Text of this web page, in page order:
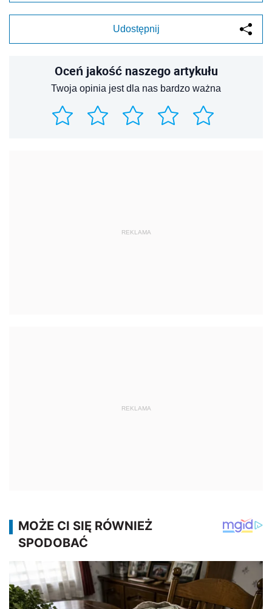
Udostępnij
Oceń jakość naszego artykułu
Twoja opinia jest dla nas bardzo ważna
REKLAMA
REKLAMA